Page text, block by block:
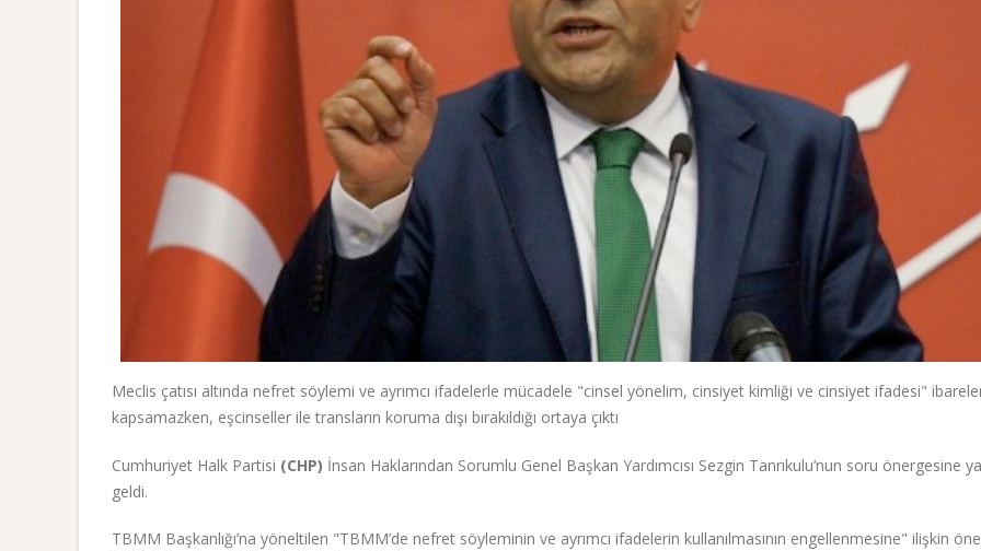
Meclis çatısı altında nefret söylemi ve ayrımcı ifadelerle mücadele "cinsel yönelim, cinsiyet kimliği ve cinsiyet ifadesi"
kapsamazken, eşcinseller ile transların koruma dışı bırakıldığı ortaya çıktı
Cumhuriyet Halk Partisi (CHP) İnsan Haklarından Sorumlu Genel Başkan Yardımcısı Sezgin Tanrıkulu’nun soru önergesine
geldi.
TBMM Başkanlığı’na yöneltilen "TBMM’de nefret söyleminin ve ayrımcı ifadelerin kullanılmasının engellenmesine" ilişkin